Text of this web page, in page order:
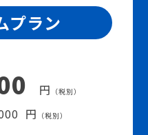
プラン
円 （税別）
円 （税別）